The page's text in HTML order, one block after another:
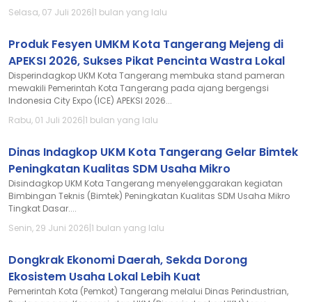
Selasa, 07 Juli 2026|1 bulan yang lalu
Produk Fesyen UMKM Kota Tangerang Mejeng di
APEKSI 2026, Sukses Pikat Pencinta Wastra Lokal
Disperindagkop UKM Kota Tangerang membuka stand pameran
mewakili Pemerintah Kota Tangerang pada ajang bergengsi
Indonesia City Expo (ICE) APEKSI 2026...
Rabu, 01 Juli 2026|1 bulan yang lalu
Dinas Indagkop UKM Kota Tangerang Gelar Bimtek
Peningkatan Kualitas SDM Usaha Mikro
Disindagkop UKM Kota Tangerang menyelenggarakan kegiatan
Bimbingan Teknis (Bimtek) Peningkatan Kualitas SDM Usaha Mikro
Tingkat Dasar....
Senin, 29 Juni 2026|1 bulan yang lalu
Dongkrak Ekonomi Daerah, Sekda Dorong
Ekosistem Usaha Lokal Lebih Kuat
Pemerintah Kota (Pemkot) Tangerang melalui Dinas Perindustrian,